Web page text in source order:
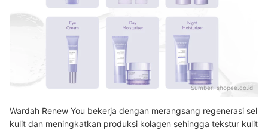
Sumber:shopee.co.id
Wardah Renew You bekerja dengan merangsang regenerasi sel
kulit dan meningkatkan produksi kolagen sehingga tekstur kulit